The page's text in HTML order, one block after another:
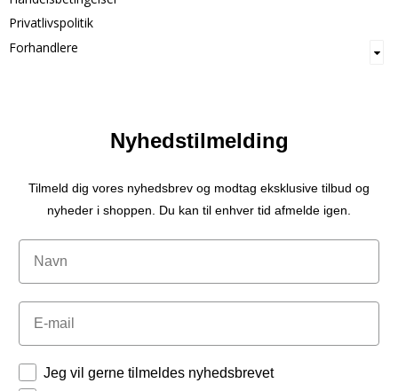
Privatlivspolitik
Forhandlere
Nyhedstilmelding
Tilmeld dig vores nyhedsbrev og modtag eksklusive tilbud og
nyheder i shoppen. Du kan til enhver tid afmelde igen.
Navn
Email
Tilladelser
Jeg vil gerne tilmeldes nyhedsbrevet